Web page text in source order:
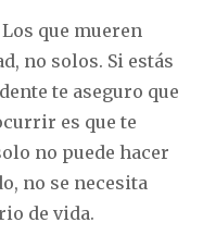
que mueren
no solos. Si estás
te aseguro que
es que te
no puede hacer
no se necesita
de vida.